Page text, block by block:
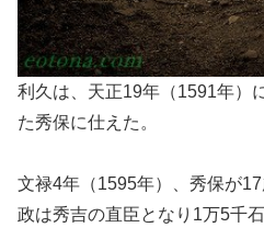
利久は、天正19年（1591年）
た秀保に仕えた。
文禄4年（1595年）、秀保が
政は秀吉の直臣となり1万5千